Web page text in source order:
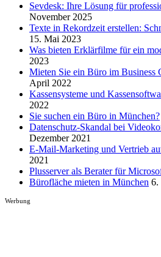
Sevdesk: Ihre Lösung für
November 2025
Texte in Rekordzeit erstellen:
15. Mai 2023
Was bieten Erklärfilme für ein
2023
Mieten Sie ein Büro im Business
April 2022
Kassensysteme und
2022
Sie suchen ein Büro in München?
Datenschutz-Skandal bei
Dezember 2021
E-Mail-Marketing und Vertrieb
2021
Plusserver als Berater für
Bürofläche mieten in München 6.
Werbung